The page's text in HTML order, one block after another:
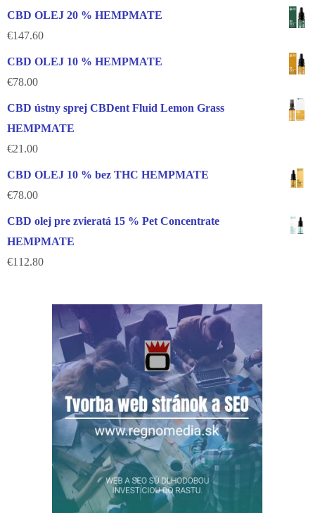
CBD OLEJ 20 % HEMPMATE
€147.60
CBD OLEJ 10 % HEMPMATE
€78.00
CBD ústny sprej CBDent Fluid Lemon Grass
HEMPMATE
€21.00
CBD OLEJ 10 % bez THC HEMPMATE
€78.00
CBD olej pre zvieratá 15 % Pet Concentrate
HEMPMATE
€112.80